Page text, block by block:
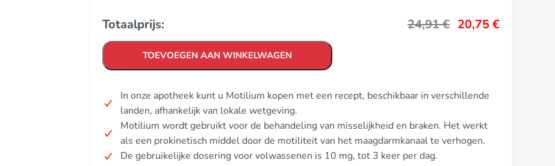
Totaalprijs: 24,91€ 20,75€
TOEVOEGEN AAN WINKELWAGEN
In onze apotheek kunt u Motilium kopen met een recept, beschikbaar in verschillende
landen, afhankelijk van lokale wetgeving.
Motilium wordt gebruikt voor de behandeling van misselijkheid en braken. Het werkt
als een prokinetisch middel door de motiliteit van het maagdarmkanaal te verhogen.
De gebruikelijke dosering voor volwassenen is 10 mg, tot 3 keer per dag.